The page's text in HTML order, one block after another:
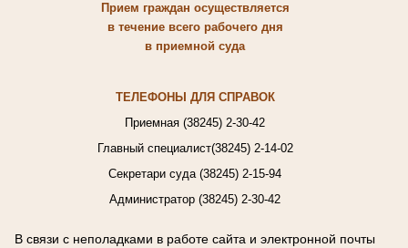
Прием граждан осуществляется
в течение всего рабочего дня
в приемной суда
ТЕЛЕФОНЫ ДЛЯ СПРАВОК
Приемная (38245) 2-30-42
Главный специалист(38245) 2-14-02
Секретари суда (38245) 2-15-94
Администратор (38245) 2-30-42
В связи с неполадками в работе сайта и электронной почты